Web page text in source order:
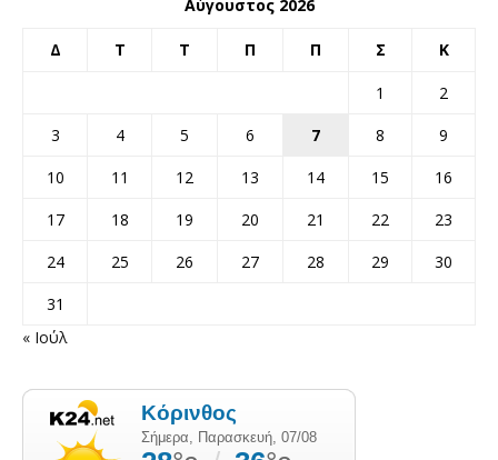
Αύγουστος 2026
Δ Τ Τ Π Π Σ Κ
1
2
3
4 5 6 7 8
9
10
11 12 13 14 15
16
17
18 19 20 21 22
23
24
25 26 27 28 29
30
31
« Ιούλ